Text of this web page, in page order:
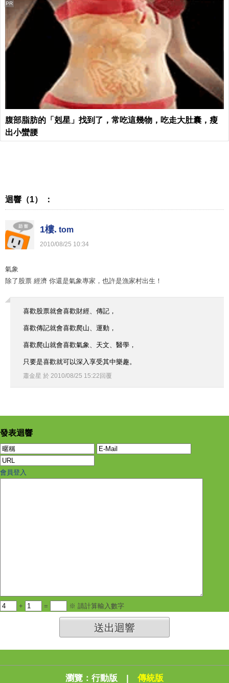
腹部脂肪的「剋星」找到了，常吃這幾物，吃走大肚囊，瘦
出小蠻腰
PR
迴響（1） ：
1樓. tom
2010/08/25 10:34
氣象
除了股票 經濟 你還是氣象專家，也許是漁家村出生！
喜歡股票就會喜歡財經、傳記，
喜歡傳記就會喜歡爬山、運動，
喜歡爬山就會喜歡氣象、天文、醫學，
只要是喜歡就可以深入享受其中樂趣。
蕭金星 於 2010/08/25 15:22 回覆
發表迴響
會員登入
+ = ※ 請計算輸入數字
送出迴響
瀏覽： 行動版 | 傳統版